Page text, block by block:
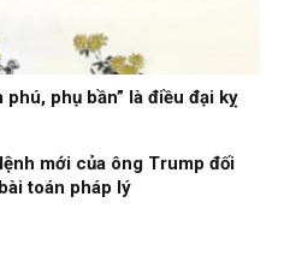
phụ bần” là điều đại kỵ
mới của ông Trump đối
toán pháp lý